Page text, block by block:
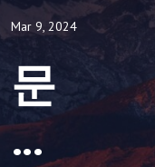
Mar 9, 2024
문
학